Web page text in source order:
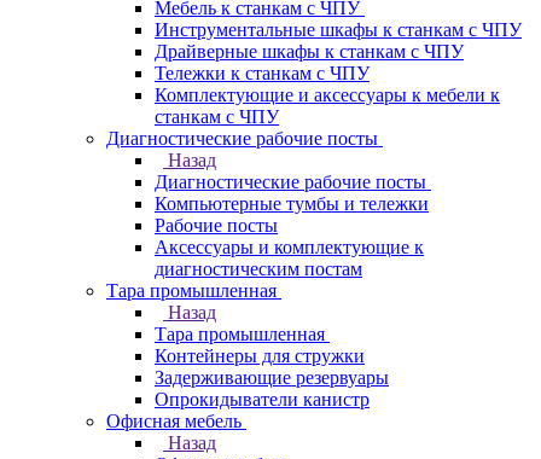
Мебель к станкам с ЧПУ
Инструментальные шкафы к станкам с ЧПУ
Драйверные шкафы к станкам с ЧПУ
Тележки к станкам с ЧПУ
Комплектующие и аксессуары к мебели к
станкам с ЧПУ
Диагностические рабочие посты
Назад
Диагностические рабочие посты
Компьютерные тумбы и тележки
Рабочие посты
Аксессуары и комплектующие к
диагностическим постам
Тара промышленная
Назад
Тара промышленная
Контейнеры для стружки
Задерживающие резервуары
Опрокидыватели канистр
Офисная мебель
Назад